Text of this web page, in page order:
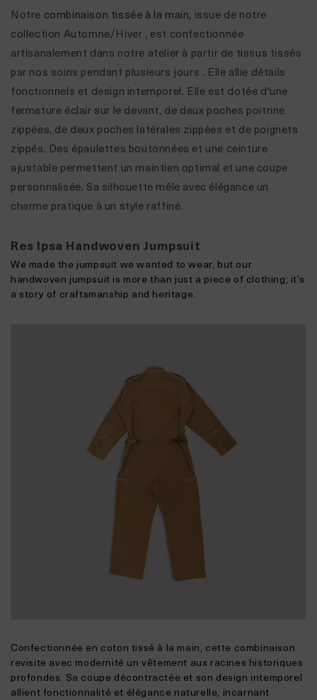
Notre combinaison tissée à la main, issue de notre
collection Automne/Hiver , est confectionnée
artisanalement dans notre atelier à partir de tissus tissés
par nos soins pendant plusieurs jours . Elle allie détails
fonctionnels et design intemporel. Elle est dotée d'une
fermeture éclair sur le devant, de deux poches poitrine
zippées, de deux poches latérales zippées et de poignets
zippés. Des épaulettes boutonnées et une ceinture
ajustable permettent un maintien optimal et une coupe
personnalisée. Sa silhouette mêle avec élégance un
charme pratique à un style raffiné.
Res Ipsa Handwoven Jumpsuit
We made the jumpsuit we wanted to wear, but our
handwoven jumpsuit is more than just a piece of clothing; it’s
a story of craftsmanship and heritage.
Confectionnée en coton tissé à la main, cette combinaison
revisite avec modernité un vêtement aux racines historiques
profondes. Sa coupe décontractée et son design intemporel
allient fonctionnalité et élégance naturelle, incarnant